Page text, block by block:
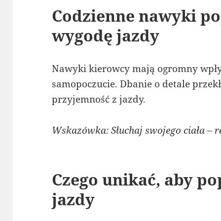
Codzienne nawyki
wygodę jazdy
Nawyki kierowcy mają ogromny
samopoczucie. Dbanie o detale
przyjemność z jazdy.
Wskazówka: Słuchaj swojego ciała –
Czego unikać, aby
jazdy